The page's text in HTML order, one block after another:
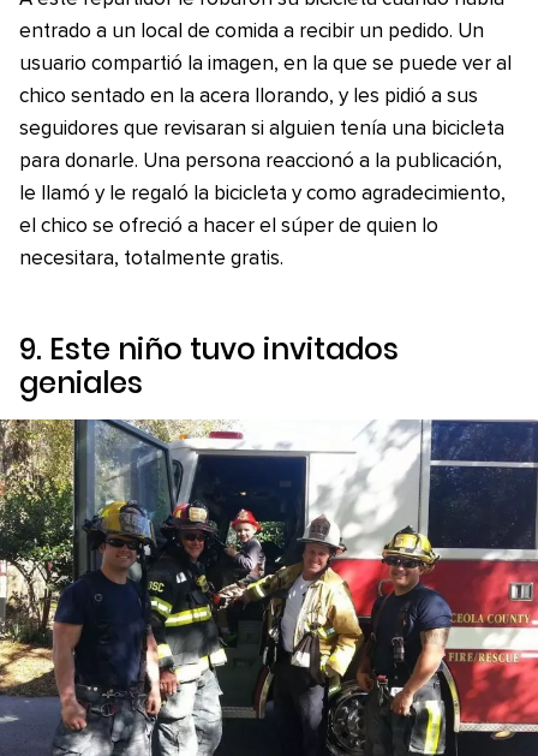
entrado a un local de comida a recibir un pedido. Un
usuario compartió la imagen, en la que se puede ver al
chico sentado en la acera llorando, y les pidió a sus
seguidores que revisaran si alguien tenía una bicicleta
para donarle. Una persona reaccionó a la publicación,
le llamó y le regaló la bicicleta y como agradecimiento,
el chico se ofreció a hacer el súper de quien lo
necesitara, totalmente gratis.
9. Este niño tuvo invitados
geniales